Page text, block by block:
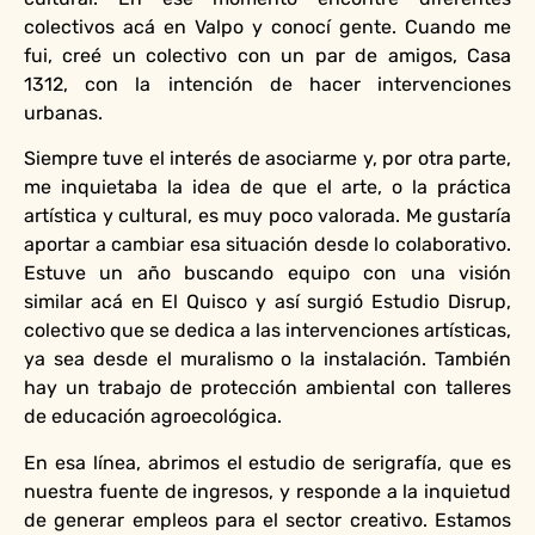
colectivos acá en Valpo y conocí gente. Cuando me
fui, creé un colectivo con un par de amigos, Casa
1312, con la intención de hacer intervenciones
urbanas.
Siempre tuve el interés de asociarme y, por otra parte,
me inquietaba la idea de que el arte, o la práctica
artística y cultural, es muy poco valorada. Me gustaría
aportar a cambiar esa situación desde lo colaborativo.
Estuve un año buscando equipo con una visión
similar acá en El Quisco y así surgió Estudio Disrup,
colectivo que se dedica a las intervenciones artísticas,
ya sea desde el muralismo o la instalación. También
hay un trabajo de protección ambiental con talleres
de educación agroecológica.
En esa línea, abrimos el estudio de serigrafía, que es
nuestra fuente de ingresos, y responde a la inquietud
de generar empleos para el sector creativo. Estamos